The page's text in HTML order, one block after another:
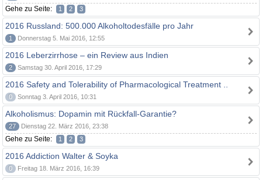
Gehe zu Seite: 1 2 3
2016 Russland: 500.000 Alkoholtodesfälle pro Jahr
1 Donnerstag 5. Mai 2016, 12:55
2016 Leberzirrhose – ein Review aus Indien
2 Samstag 30. April 2016, 17:29
2016 Safety and Tolerability of Pharmacological Treatment ..
0 Sonntag 3. April 2016, 10:31
Alkoholismus: Dopamin mit Rückfall-Garantie?
27 Dienstag 22. März 2016, 23:38
Gehe zu Seite: 1 2 3
2016 Addiction Walter & Soyka
0 Freitag 18. März 2016, 16:39